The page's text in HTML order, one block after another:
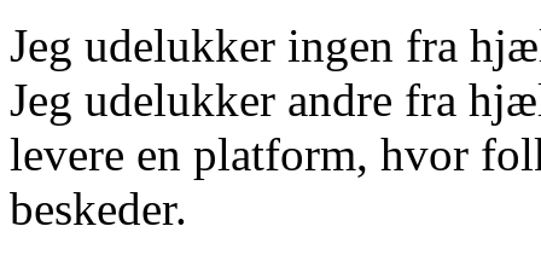
Jeg udelukker ingen fra
Jeg udelukker andre fra
levere en platform, hvor
beskeder.